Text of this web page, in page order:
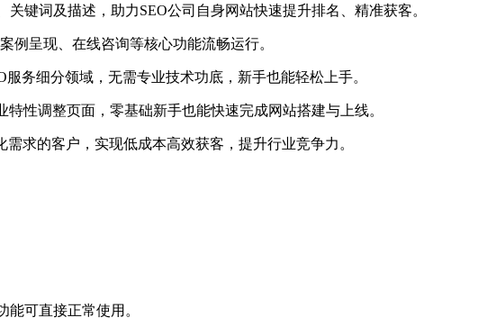
键词及描述，助力SEO公司自身网站快速提升排名、精准获客。
例呈现、在线咨询等核心功能流畅运行。
务细分领域，无需专业技术功底，新手也能轻松上手。
性调整页面，零基础新手也能快速完成网站搭建与上线。
求的客户，实现低成本高效获客，提升行业竞争力。
可直接正常使用。